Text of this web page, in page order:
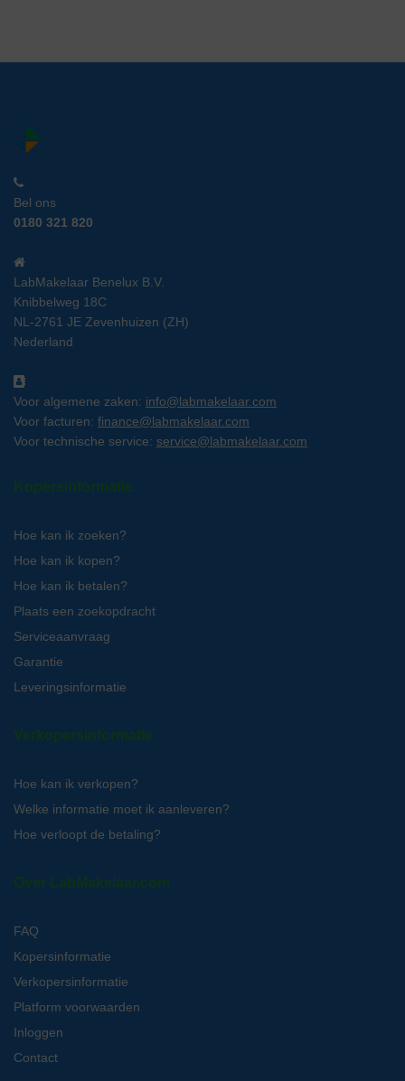
Bel ons
0180 321 820
LabMakelaar Benelux B.V.
Knibbelweg 18C
NL-2761 JE Zevenhuizen (ZH)
Nederland
Voor algemene zaken: info@labmakelaar.com
Voor facturen: finance@labmakelaar.com
Voor technische service: service@labmakelaar.com
Kopersinformatie
Hoe kan ik zoeken?
Hoe kan ik kopen?
Hoe kan ik betalen?
Plaats een zoekopdracht
Serviceaanvraag
Garantie
Leveringsinformatie
Verkopersinformatie
Hoe kan ik verkopen?
Welke informatie moet ik aanleveren?
Hoe verloopt de betaling?
Over LabMakelaar.com
FAQ
Kopersinformatie
Verkopersinformatie
Platform voorwaarden
Inloggen
Contact